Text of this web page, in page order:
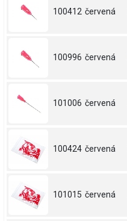
100412 červená
100996 červená
101006 červená
100424 červená
101015 červená